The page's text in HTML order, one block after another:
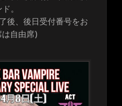
。
後、後日受付番号をお
自由席)